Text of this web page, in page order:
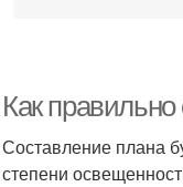
Как
Составление плана
степени